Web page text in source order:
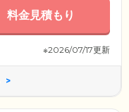
料金見積もり
※2026/07/17更新